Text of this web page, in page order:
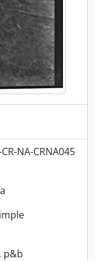
NA-CRNA045
p&b